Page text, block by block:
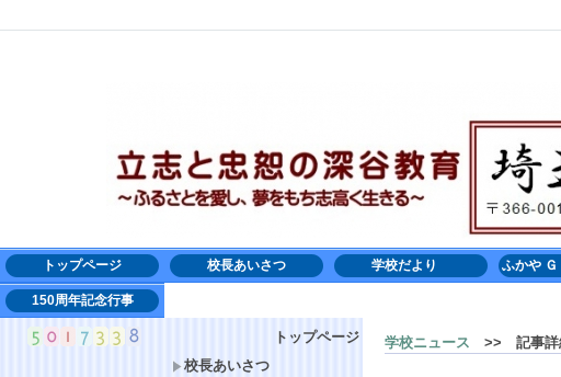
トップページ 校長あいさつ 学校だより ふかや
150周年記念行事
トップページ
校長あいさつ
学校ニュース >> 記事詳